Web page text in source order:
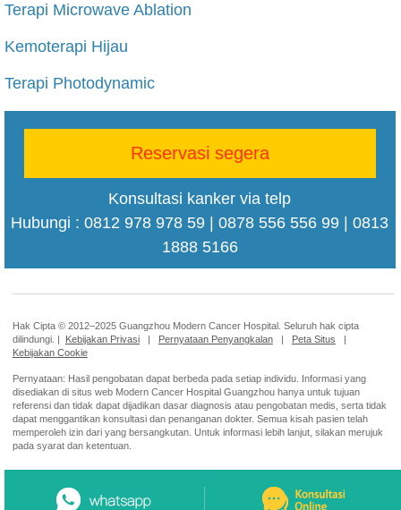
Terapi Microwave Ablation
Kemoterapi Hijau
Terapi Photodynamic
Reservasi segera
Konsultasi kanker via telp
Hubungi : 0812 978 978 59 | 0878 556 556 99 | 0813
1888 5166
Hak Cipta © 2012–2025 Guangzhou Modern Cancer Hospital. Seluruh hak cipta
dilindungi. |
Kebijakan Privasi| Pernyataan Penyangkalan| Peta Situs
Kebijakan Cookie
Pernyataan: Hasil pengobatan dapat berbeda pada setiap individu. Informasi yang
disediakan di situs web Modern Cancer Hospital Guangzhou hanya untuk tujuan
referensi dan tidak dapat dijadikan dasar diagnosis atau pengobatan medis, serta tidak
dapat menggantikan konsultasi dan penanganan dokter. Semua kisah pasien telah
memperoleh izin dari yang bersangkutan. Untuk informasi lebih lanjut, silakan merujuk
pada syarat dan ketentuan.